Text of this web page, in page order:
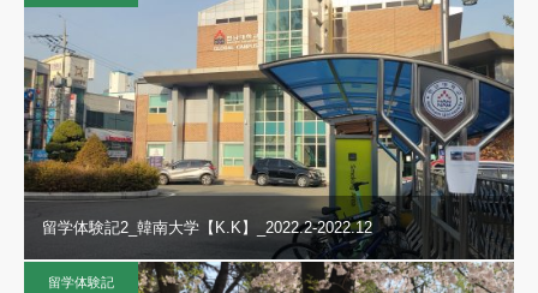
留学体験記2_韓南大学【K.K】_2022.2-2022.12
留学体験記